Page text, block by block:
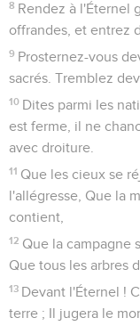
8 Rendez à l'Éternel
offrandes, et entrez
9 Prosternez-vous
sacrés. Tremblez
10 Dites parmi les
est ferme, il ne
avec droiture.
11 Que les cieux se
l'allégresse, Que la
contient,
12 Que la campagne
Que tous les arbres
13 Devant l'Éternel !
terre ; Il jugera le